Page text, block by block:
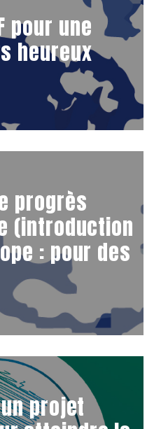
pour une
heureux
progrès
(introduction
: pour des
projet